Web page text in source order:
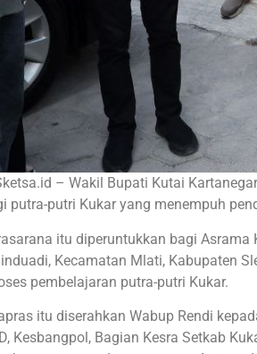
– Wakil Bupati Kutai
putra-putri Kukar yang menempuh
itu diperuntukkan bagi
Kecamatan Mlati, Kabupaten
pembelajaran putra-putri Kukar.
itu diserahkan Wabup Rendi
Kesbangpol, Bagian Kesra Setkab